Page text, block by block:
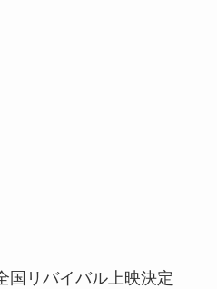
国リバイバル上映決定